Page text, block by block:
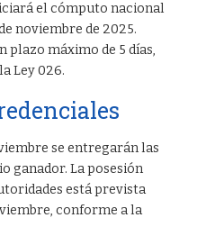
el cómputo nacional
noviembre de 2025.
plazo máximo de 5 días,
Ley 026.
se entregarán las
ganador. La posesión
está prevista
conforme a la